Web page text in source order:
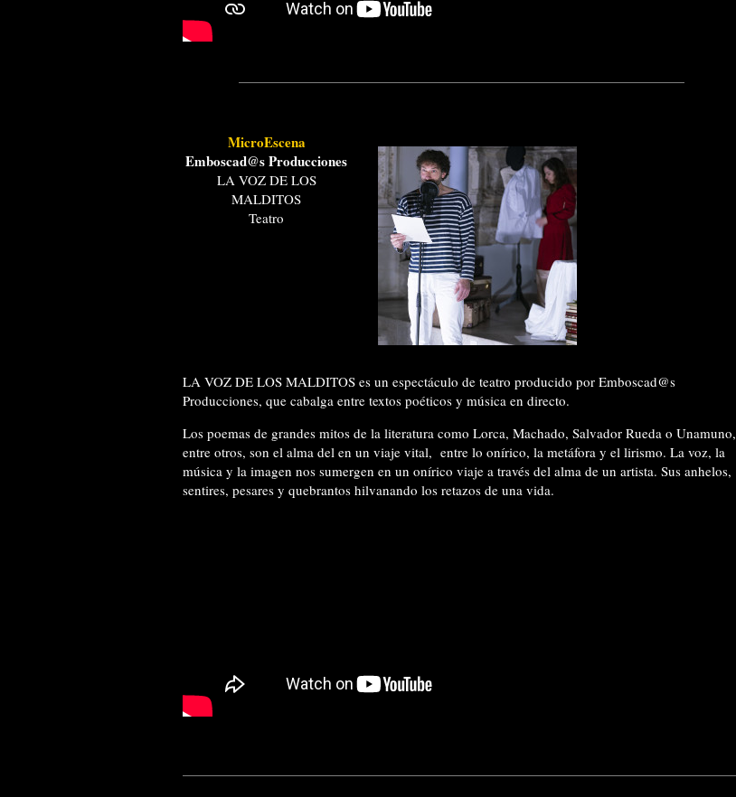
MicroEscena
Emboscad@s Producciones
LA VOZ DE LOS
MALDITOS
Teatro
LA VOZ DE LOS MALDITOS es un espectáculo de teatro producido por Emboscad@s
Producciones, que cabalga entre textos poéticos y música en directo.
Los poemas de grandes mitos de la literatura como Lorca, Machado, Salvador Rueda o Unamuno,
entre otros, son el alma del en un viaje vital, entre lo onírico, la metáfora y el lirismo. La voz, la
música y la imagen nos sumergen en un onírico viaje a través del alma de un artista. Sus anhelos,
sentires, pesares y quebrantos hilvanando los retazos de una vida.